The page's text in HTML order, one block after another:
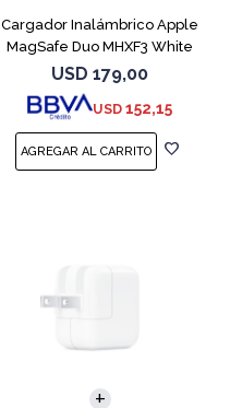
Cargador Inalámbrico Apple
MagSafe Duo MHXF3 White
USD 179,00
USD 152,15